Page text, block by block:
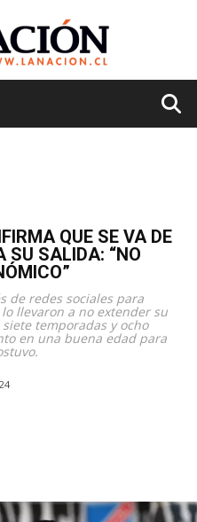
QUE SE VA DE
SU SALIDA: “NO
de redes sociales para
llevaron a no extender su
temporadas y ocho
en una buena edad para